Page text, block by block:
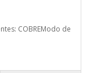
COBREModo de